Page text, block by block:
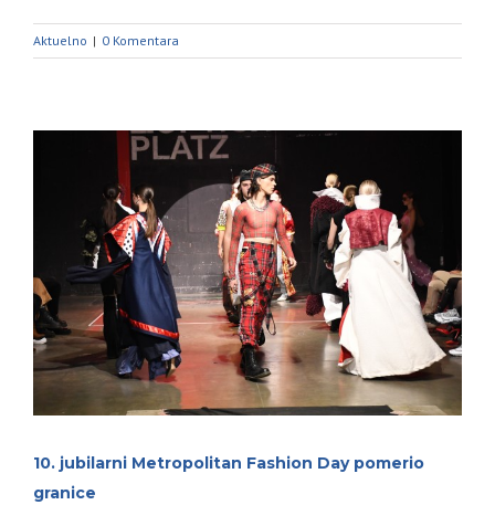
Aktuelno | 0 Komentara
10. jubilarni Metropolitan Fashion Day pomerio
granice